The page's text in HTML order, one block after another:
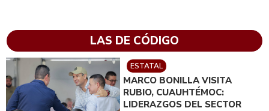
LAS DE CÓDIGO
ESTATAL
MARCO BONILLA VISITA
RUBIO, CUAUHTÉMOC:
LIDERAZGOS DEL SECTOR